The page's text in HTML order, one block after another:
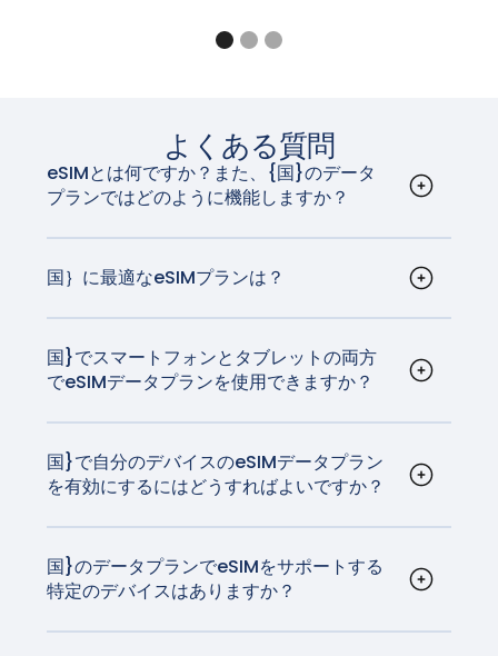
れているiPhoneは、ロック解除されています。
iPad Pro 13インチ（M4）Wi-Fi + セルラー*対応
iPad Pro 12.9インチ（第3世代～第6世代）Wi-Fi
+ Cellular
iPad Pro 11インチ（M4）Wi-Fi + セルラー*対応
iPad Pro 11インチ（第1世代～第4世代）Wi-Fi +
Cellular
iPad Air 13インチ（M2）Wi-Fi + セルラー*対応
iPad Air 11インチ（M2）Wi-Fi + セルラー*対応
iPad Air（第3～5世代）Wi-Fi + セルラー
iPad mini（第5および第6世代）Wi-Fi + Cellular
iPad（第7世代から第10世代まで）Wi-Fi +
Cellular
* iPad Pro (M4) Wi-Fi + CellularモデルおよびiPad Air
(M2) Wi-Fi + CellularモデルはeSIMでアクティベートさ
れ、物理的なSIMカードは搭載されていません。
Galaxy A56 5G、A55（全地域）、A54（欧
ギャラクシーNote20 / Note20 Ultra
ギャラクシー・タブ S10+ / S10 Ultra、ギャラク
シー・タブ S9 / S9+ / S9 Ultra、ギャラクシー・
タブ S9 FE / S9 FE+、ギャラクシー・タブ
Active5
注：上記のリストに記載されているデバイスでも、国によ
ってはeSIMに対応していない場合があります。お住まいの
地域でお使いのデバイスがこの機能をサポートしているか
どうかは、メーカーにご確認ください。
Pixel 3a、3a XL (東南アジア、日本、Verizon US
のPixel 3aはeSIMに対応していません)
やカナダの通信事業者から購入したPixel 3は、
eSIMでは動作しません)。
Pixel 2、Pixel 2 XL（Google Fiサービスで購入し
た機種のみ）
とGoogle Fi以外の米国やカナダの通信事業者から購入し
注：東南アジア、日本、Verizon USのPixel 3aはeSIMに対
応していません。
よくある質問
eSIMとは何ですか？また、{国}のデータ
プランではどのように機能しますか？
ドなしでモバイルデータプランを有効にすること
のSIMカードが行うすべてのことを行いますが、非
常に多くのスマートフォンユーザーにとって、物
話は、eSIM技術を備えています。
国｝に最適なeSIMプランは？
っており、どのようなネットサーフィンでも最速
で最も信頼性の高いネットワークをご利用いただ
国}でスマートフォンとタブレットの両方
でeSIMデータプランを使用できますか？
ト、スマートウォッチなど、さまざまなデバイス
でご利用いただけます。対応デバイスのリストは
国}で自分のデバイスのeSIMデータプラン
を有効にするにはどうすればよいですか？
す。iOSとAndroidのアクティベーション手順はこ
ちらをご覧ください。
国}のデータプランでeSIMをサポートする
特定のデバイスはありますか？